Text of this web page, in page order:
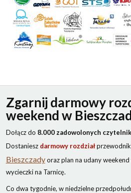
Zgarnij darmowy
weekend w
Dołącz do 8.000 zadowolonych
Dostaniesz darmowy rozdział
Bieszczadyoraz plan na udany weekend
wycieczki na Tarnicę.
Co dwa tygodnie, w niedzielne